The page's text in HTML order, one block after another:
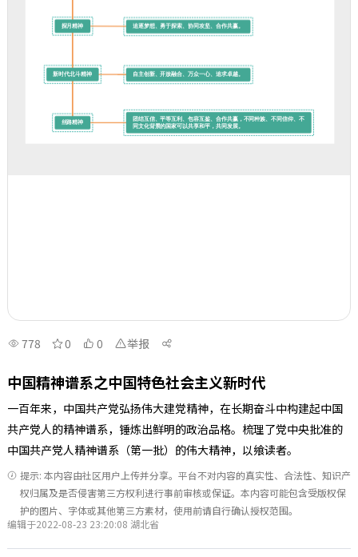
778 0 0 举报
中国精神谱系之中国特色社会主义新时代
一百年来，中国共产党弘扬伟大建党精神，在长期奋斗中构建起中国
共产党人的精神谱系，锤炼出鲜明的政治品格。梳理了党中央批准的
中国共产党人精神谱系（第一批）的伟大精神，以飨读者。
提示: 本内容由社区用户上传并分享。平台不对内容的真实性、合法性、知识产
权归属及是否侵害第三方权利进行事前审核或保证。本内容可能包含受版权保
护的图片、字体或其他第三方素材，使用前请自行确认授权范围。
编辑于2022-08-23 23:20:08 湖北省